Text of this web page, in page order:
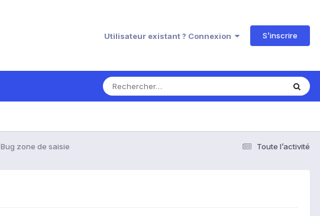
Utilisateur existant ? Connexion S’inscrire
Toute l’activité
Bug zone de saisie